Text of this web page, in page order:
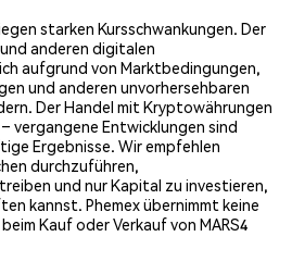
starken Kursschwankungen. Der
und anderen digitalen
aufgrund von Marktbedingungen,
und anderen unvorhersehbaren
Der Handel mit Kryptowährungen
vergangene Entwicklungen sind
Ergebnisse. Wir empfehlen
durchzuführen,
und nur Kapital zu investieren,
kannst. Phemex übernimmt keine
Kauf oder Verkauf von MARS4